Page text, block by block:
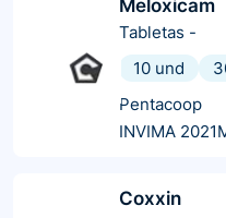
Meloxicam
Tabletas -
10 und
Pentacoop
INVIMA
Coxxin